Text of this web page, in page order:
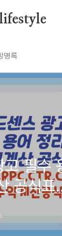
명록
필수
공식표
식)